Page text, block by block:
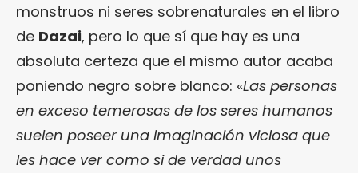
monstruos ni seres sobrenaturales en el libro
de Dazai, pero lo que sí que hay es una
absoluta certeza que el mismo autor acaba
poniendo negro sobre blanco: «Las personas
en exceso temerosas de los seres humanos
suelen poseer una imaginación viciosa que
les hace ver como si de verdad unos